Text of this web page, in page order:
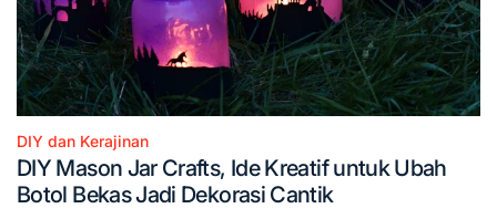
Posted
in
DIY dan Kerajinan
DIY Mason Jar Crafts, Ide Kreatif untuk Ubah
Botol Bekas Jadi Dekorasi Cantik